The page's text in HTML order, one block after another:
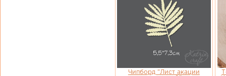
Чипборд "Лист акации